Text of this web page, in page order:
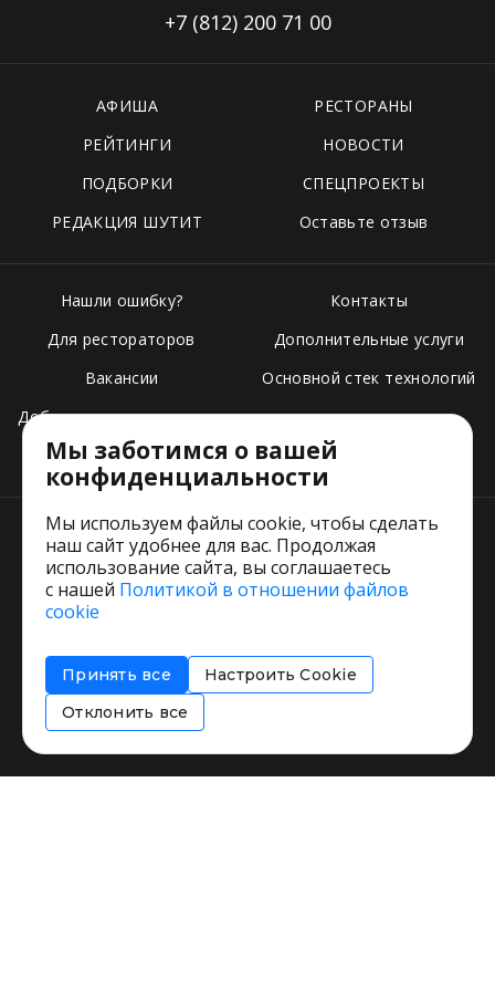
+7 (812) 200 71 00
АФИША
РЕСТОРАНЫ
РЕЙТИНГИ
НОВОСТИ
ПОДБОРКИ
СПЕЦПРОЕКТЫ
РЕДАКЦИЯ ШУТИТ
Оставьте отзыв
Нашли ошибку?
Для рестораторов
Вакансии
Добавить свое заведение
Тарифы
Контакты
Дополнительные услуги
Основной стек технологий
Пользовательское соглашение
Соглашение об информировании
Политика использования cookies
Мы заботимся о вашей
конфиденциальности
Мы используем файлы cookie, чтобы сделать
наш сайт удобнее для вас. Продолжая
использование сайта, вы соглашаетесь
с нашей Политикой в отношении файлов
cookie
Принять все
Настроить Cookie
Отклонить все